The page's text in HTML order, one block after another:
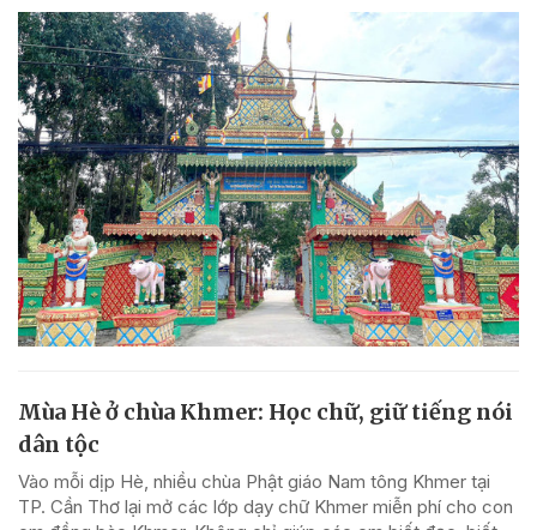
Mùa Hè ở chùa Khmer: Học chữ, giữ tiếng nói
dân tộc
Vào mỗi dịp Hè, nhiều chùa Phật giáo Nam tông Khmer tại
TP. Cần Thơ lại mở các lớp dạy chữ Khmer miễn phí cho con